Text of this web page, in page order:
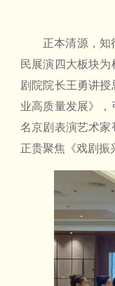
正本清源，知
民展演四大板块
剧院院长王勇讲
业高质量发展》
名京剧表演艺术
正贵聚焦《戏剧振